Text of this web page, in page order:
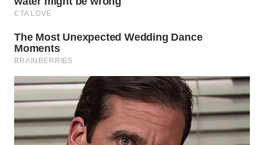
INDRAMAYU
KUNINGAN
MAJALENGKA